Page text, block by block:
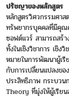
ปรัชญาของหลักสูตร
หลักสูตรวิศวกรรมศา
ทรัพยากรบุคคลที่มีคุณ
ซอฟต์แวร์ สามารถสร้
ทั้งในเชิงวิชาการ เชิง
หมายในการพัฒนาผู้เ
กับการเปลี่ยนแปลงข
ประสิทธิภาพ กระบว
Theory ที่มุ่งให้ผู้เรีย